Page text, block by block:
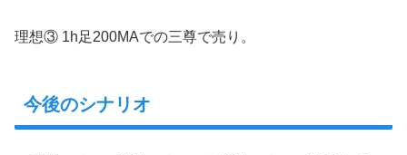
理想③ 1h足200MAでの三尊で売り。
今後のシナリオ